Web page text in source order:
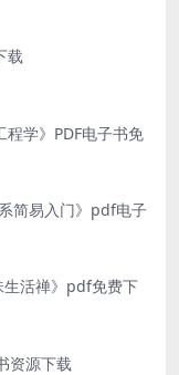
载
程学》PDF电子书免
简易入门》pdf电子
生活禅》pdf免费下
资源下载